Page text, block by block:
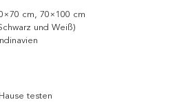
cm, 70×100 cm
und Weiß)
testen